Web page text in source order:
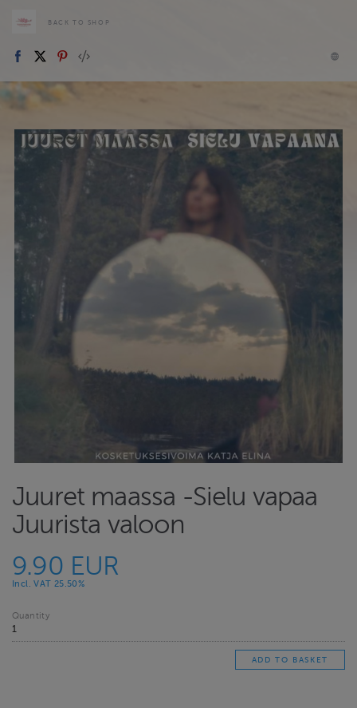
BACK TO SHOP
Juuret maassa -Sielu vapaa
Juurista valoon
9.90 EUR
Incl. VAT 25.50%
Quantity